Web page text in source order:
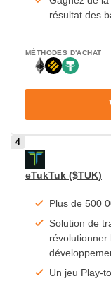
résultat des
MÉTHODES D'ACHAT
eTukTuk ($TUK)
Plus de 500
Solution de
révolutionner
Un jeu Play-